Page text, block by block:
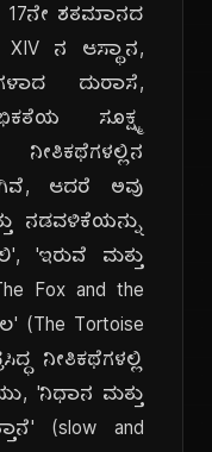
17ನೇ ಶತಮಾನದ
ನ ಆಸ್ಥಾನ,
ದುರಾಸೆ,
ಸೂಕ್ಷ್ಮ
ಆದರೆ ಅವು
ನಡವಳಿಕೆಯನ್ನು
'ಇರುವೆ ಮತ್ತು
Fox and the
(The Tortoise
ನೀತಿಕಥೆಗಳಲ್ಲಿ
'ನಿಧಾನ ಮತ್ತು
(slow and